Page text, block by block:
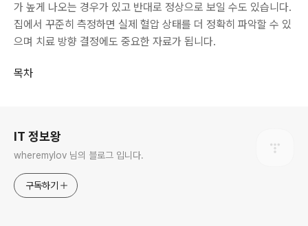
가 높게 나오는 경우가 있고 반대로 정상으로 보일 수도 있습니다.
집에서 꾸준히 측정하면 실제 혈압 상태를 더 정확히 파악할 수 있
으며 치료 방향 결정에도 중요한 자료가 됩니다.
목차
IT 정보왕
wheremylov 님의 블로그 입니다.
구독하기